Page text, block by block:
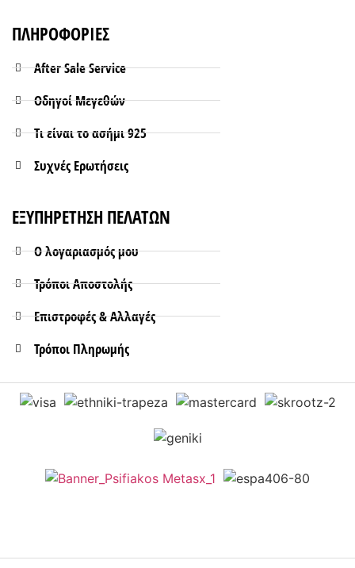
ΕΞΥΠΗΡΕΤΗΣΗ ΠΕΛΑΤΩΝ
Ο λογαριασμός μου
Τρόποι Aποστολής
Επιστροφές & Αλλαγές
Τρόποι Πληρωμής
ΠΛΗΡΟΦΟΡΙΕΣ
After Sale Service
Οδηγοί Μεγεθών
Τι είναι το ασήμι 925
Συχνές Ερωτήσεις